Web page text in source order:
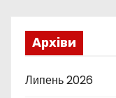
Архіви
Липень 2026